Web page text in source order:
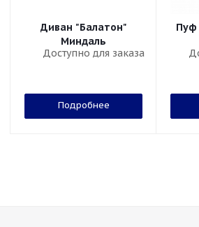
Диван "Балатон"
Миндаль
Доступно для заказа
Подробнее
Пуф